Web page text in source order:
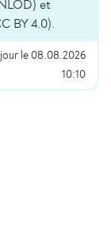
et
BY 4.0).
le 08.08.2026
10:10